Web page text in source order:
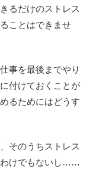
るだけのストレス
ことはできませ
事を最後までやり
付けておくことが
るためにはどうす
そのうちストレス
わけでもないし……